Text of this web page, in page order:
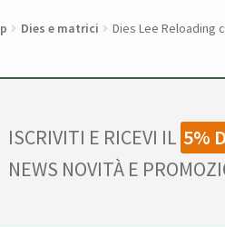
Dies e matrici Dies Lee Reloading
ISCRIVITI E RICEVI IL 5%
NEWS NOVITÀ E